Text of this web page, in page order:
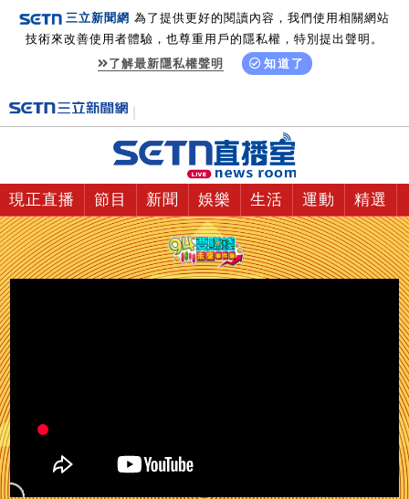
三立新聞網 為了提供更好的閱讀內容，我們使用相關網站
技術來改善使用者體驗，也尊重用戶的隱私權，特別提出聲明。
了解最新隱私權聲明
知道了
現正直播 節目 新聞 娛樂 生活 運動 精選